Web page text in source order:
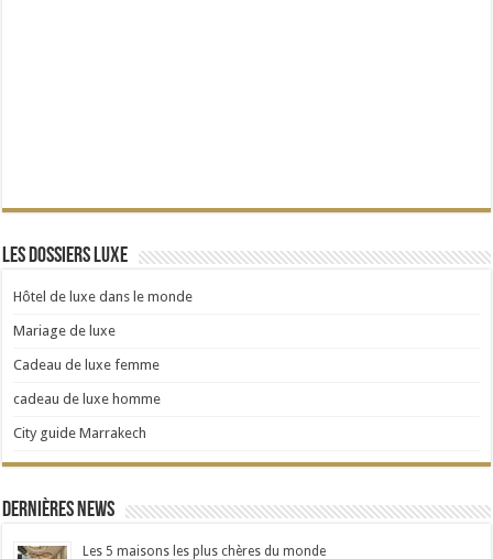
Les dossiers Luxe
Hôtel de luxe dans le monde
Mariage de luxe
Cadeau de luxe femme
cadeau de luxe homme
City guide Marrakech
Dernières news
Les 5 maisons les plus chères du monde